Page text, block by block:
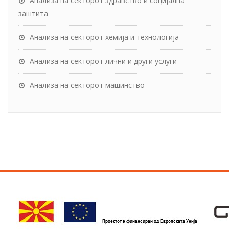
заштита
Анализа на секторот хемија и технологија
Анализа на секторот лични и други услуги
Анализа на секторот машинство